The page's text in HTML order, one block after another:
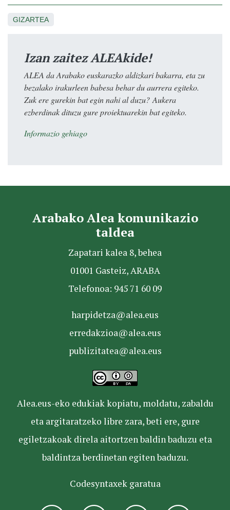
GIZARTEA
Izan zaitez ALEAkide!
ALEA da Arabako euskarazko aldizkari bakarra, eta zu
bezalako irakurleen babesa behar du aurrera egiteko.
Zuk ere gurekin bat egin nahi al duzu? Aukera
ezberdinak dituzu gure proiektuarekin bat egiteko.
Informazio gehiago
Arabako Alea komunikazio
taldea
Zapatari kalea 8, behea
01001 Gasteiz, ARABA
Telefonoa: 945 71 60 09
harpidetza@alea.eus
erredakzioa@alea.eus
publizitatea@alea.eus
Alea.eus-eko edukiak kopiatu, moldatu, zabaldu
eta argitaratzeko libre zara, beti ere, gure
egiletzakoak direla aitortzen baldin baduzu eta
baldintza berdinetan egiten baduzu.
Codesyntaxek garatua